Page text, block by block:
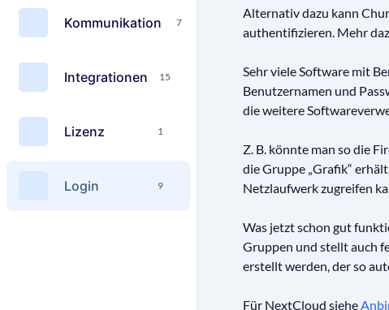
Kommunikation 7
Integrationen 15
Lizenz 1
Login 9
Alternativ dazu kann
authentifizieren. Mehr
Sehr viele Software mit
Benutzernamen und
die weitere
Z. B. könnte man so die
die Gruppe „Grafik“
Netzlaufwerk zugreifen
Was jetzt schon gut
Gruppen und stellt auch
erstellt werden, der so
Für NextCloud siehe